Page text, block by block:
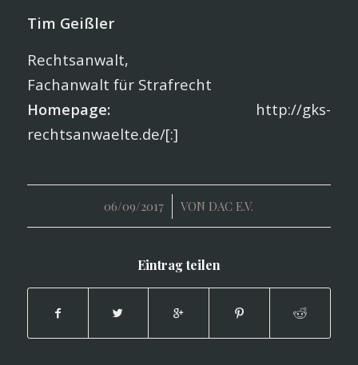
Tim Geißler
Rechtsanwalt,
Fachanwalt für Strafrecht
Homepage:http://gks-
rechtsanwaelte.de/[:]
06/09/2017
/ VON DAC E.V.
Eintrag teilen